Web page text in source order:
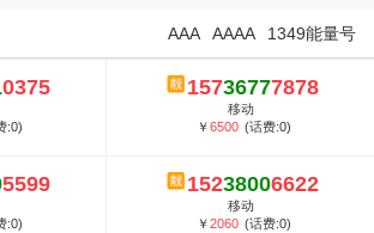
餐资费...
餐资费...
吗？与国际相比很低会...
流程官方选号平台...
1349能量号
AAAA
AAA
0375
:0)
15736777878
移动
￥6500 (话费:0)
5599
:0)
15238006622
移动
￥2060 (话费:0)